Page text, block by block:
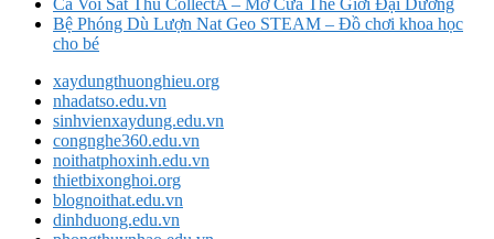
Cá Voi Sát Thủ CollectA – Mở Cửa Thế Giới Đại Dương
Bệ Phóng Dù Lượn Nat Geo STEAM – Đồ chơi khoa học
cho bé
xaydungthuonghieu.org
nhadatso.edu.vn
sinhvienxaydung.edu.vn
congnghe360.edu.vn
noithatphoxinh.edu.vn
thietbixonghoi.org
blognoithat.edu.vn
dinhduong.edu.vn